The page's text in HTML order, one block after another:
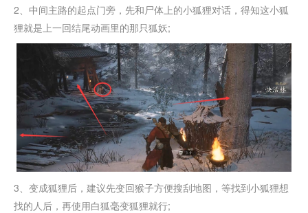
2、中间主路的起点门旁，先和尸体上的小狐狸对话，得知这小狐
狸就是上一回结尾动画里的那只狐妖;
3、变成狐狸后，建议先变回猴子方便搜刮地图，等找到小狐狸想
找的人后，再使用白狐毫变狐狸就行;